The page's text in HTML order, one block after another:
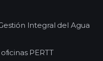
Integral del Agua
PERTT